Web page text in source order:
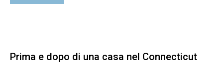
Prima e dopo di una casa nel Connecticut